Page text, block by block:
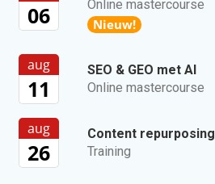
06 Online mastercourse
Nieuw!
aug
11
SEO & GEO met AI
Online mastercourse
aug
26
Content repurposing
Training